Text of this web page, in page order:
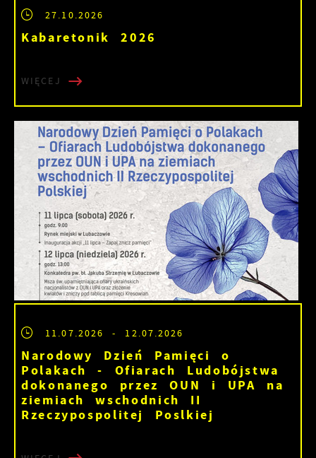
27.10.2026
Kabaretonik 2026
WIĘCEJ
11.07.2026 - 12.07.2026
Narodowy Dzień Pamięci o
Polakach - Ofiarach Ludobójstwa
dokonanego przez OUN i UPA na
ziemiach wschodnich II
Rzeczypospolitej Poslkiej